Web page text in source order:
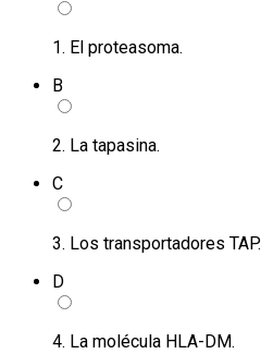
1. El proteasoma.
B
2. La tapasina.
C
3. Los transportadores TAP.
D
4. La molécula HLA-DM.